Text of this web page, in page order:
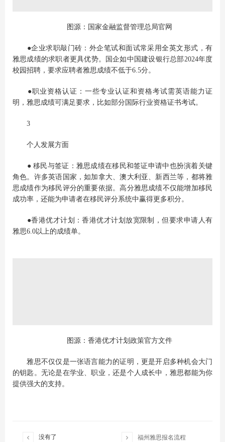
图源：国家金融监督管理总局官网
●企业求职敲门砖：外企笔试和面试常采用全英文形式，有
雅思成绩的求职者更具优势。国企如中国建设银行总部2024年度
校园招聘，要求应聘者雅思成绩不低于6.5分。
●职业资格认证：一些专业认证和资格考试需英语能力证
明，雅思成绩可满足要求，比如部分国际行业资格证书考试。
3
个人发展方面
● 移民与签证：雅思成绩在移民和签证申请中也扮演着关键
角色。许多英语国家，如加拿大、澳大利亚、新西兰等，都将雅
思成绩作为移民评分的重要依据。高分雅思成绩不仅能增加移民
成功率，还能为申请者在移民评分系统中赢得更多积分。
●香港优才计划：香港优才计划放宽限制，但要求申请人有
雅思6.0以上的成绩单。
图源：香港优才计划政策官方文件
雅思不仅仅是一张语言能力的证明，更是开启多种机会大门
的钥匙。无论是在学业、职业，还是个人成长中，雅思都能为你
提供强大的支持。
 没有了  福州雅思报名流程